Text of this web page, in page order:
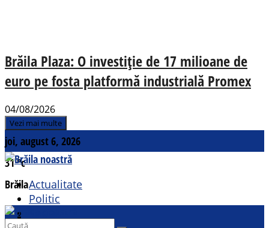
Brăila Plaza: O investiție de 17 milioane de
euro pe fosta platformă industrială Promex
04/08/2026
Vezi mai multe
joi, august 6, 2026
31°c
Brăila
Contact
Actualitate
Politic